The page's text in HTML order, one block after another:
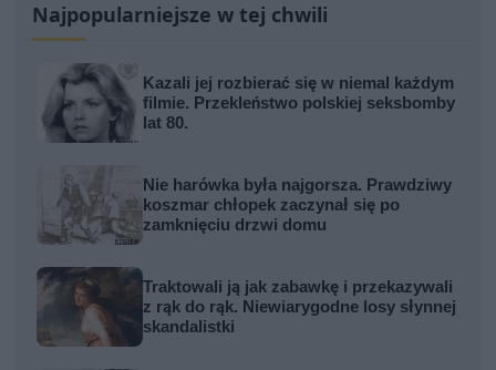
Najpopularniejsze w tej chwili
Kazali jej rozbierać się w niemal każdym
filmie. Przekleństwo polskiej seksbomby
lat 80.
Nie harówka była najgorsza. Prawdziwy
koszmar chłopek zaczynał się po
zamknięciu drzwi domu
Traktowali ją jak zabawkę i przekazywali
z rąk do rąk. Niewiarygodne losy słynnej
skandalistki